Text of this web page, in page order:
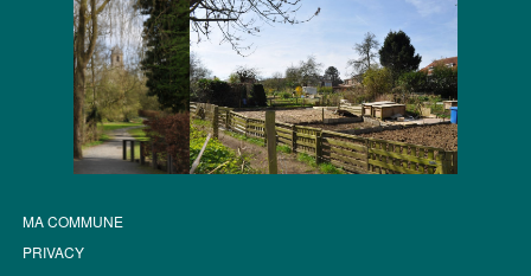
MA COMMUNE
PRIVACY